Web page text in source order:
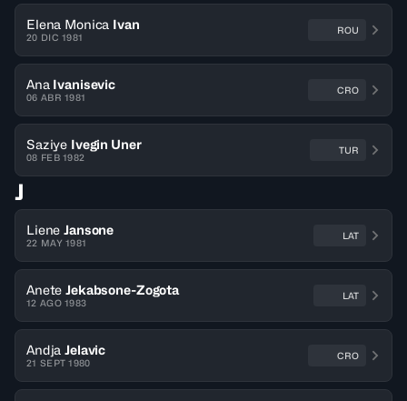
Elena Monica Ivan
20 DIC 1981
ROU
Ana Ivanisevic
06 ABR 1981
CRO
Saziye Ivegin Uner
08 FEB 1982
TUR
J
Liene Jansone
22 MAY 1981
LAT
Anete Jekabsone-Zogota
12 AGO 1983
LAT
Andja Jelavic
21 SEPT 1980
CRO